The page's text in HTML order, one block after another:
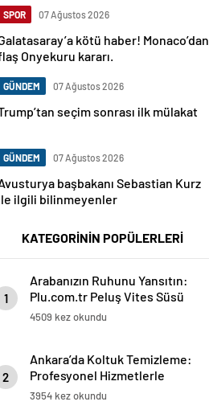
SPOR 07 Ağustos 2026
kötü haber! Monaco’dan
Onyekuru kararı.
GÜNDEM 07 Ağustos 2026
seçim sonrası ilk mülakat
GÜNDEM 07 Ağustos 2026
başbakanı Sebastian Kurz
ilgili bilinmeyenler
KATEGORİNİN POPÜLERLERİ
1
Arabanızın Ruhunu Yansıtın:
Plu.com.tr Peluş Vites Süsü
Modelleri
4509 kez okundu
2
Ankara’da Koltuk Temizleme:
Profesyonel Hizmetlerle
Temizlik ve Ferahlık
3954 kez okundu